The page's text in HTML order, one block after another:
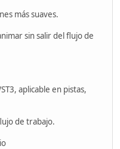
más suaves.
sin salir del flujo de
aplicable en pistas,
de trabajo.